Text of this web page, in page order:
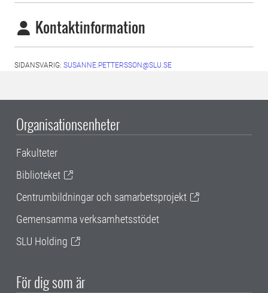
Kontaktinformation
SIDANSVARIG: SUSANNE.PETTERSSON@SLU.SE
Organisationsenheter
Fakulteter
Biblioteket
Centrumbildningar och samarbetsprojekt
Gemensamma verksamhetsstödet
SLU Holding
För dig som är